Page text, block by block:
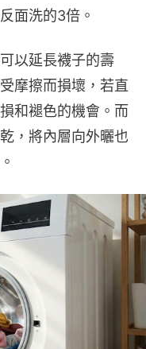
面洗的3倍。
以延長襪子的壽
摩擦而損壞，若直
和褪色的機會。而
，將內層向外曬也